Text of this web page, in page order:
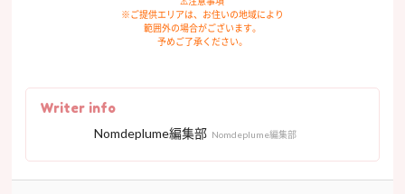
※ご提供エリアは、お住いの地域により
範囲外の場合がございます。
予めご了承ください。
Writer info
Nomdeplume編集部 Nomdeplume編集部